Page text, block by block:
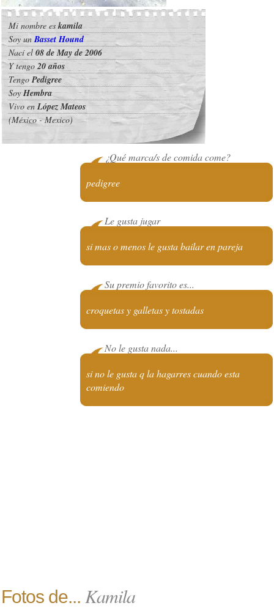
Mi nombre eskamila
Soy unBasset Hound
Nací el 08 de May de 2006
Y tengo20 años
TengoPedigree
SoyHembra
Vivo enLópez Mateos
(México - Mexico)
¿Qué marca/s de comida come?
pedigree
Le gusta jugar
si mas o menos le gusta bailar en pareja
Su premio favorito es...
croquetas y galletas y tostadas
No le gusta nada...
si no le gusta q la hagarres cuando esta
comiendo
Fotos de... Kamila